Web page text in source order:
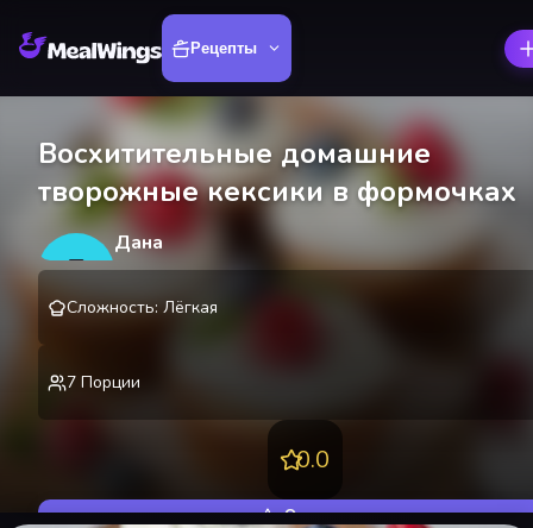
Рецепты
Восхитительные домашние
творожные кексики в формочках
Д
Дана
Сложность: Лёгкая
7 Порции
0.0
Оценить